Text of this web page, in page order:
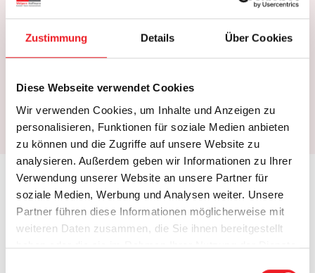
Zustimmung Details Über Cookies
Diese Webseite verwendet Cookies
Wir verwenden Cookies, um Inhalte und Anzeigen zu
personalisieren, Funktionen für soziale Medien anbieten
zu können und die Zugriffe auf unsere Website zu
analysieren. Außerdem geben wir Informationen zu Ihrer
Verwendung unserer Website an unsere Partner für
soziale Medien, Werbung und Analysen weiter. Unsere
Partner führen diese Informationen möglicherweise mit
weiteren Daten zusammen, die Sie ihnen bereitgestellt
haben oder die sie im Rahmen Ihrer Nutzung der Dienste
Markisentuch
WAREMA SecuTex-Gewebe A2, Acryl All Weather,
Acryl Standard, Screen, Soltis 92, Twilight Pearl
Montage
Deckenmontage, Wandmontage
Details und Varianten